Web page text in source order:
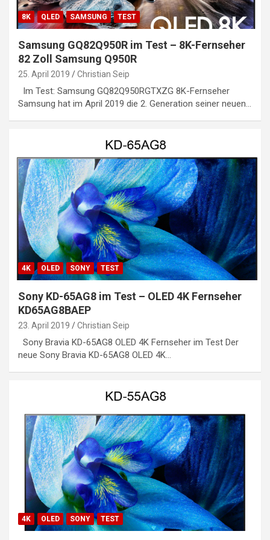
8K QLED SAMSUNG TEST
Samsung GQ82Q950R im Test – 8K-Fernseher
82 Zoll Samsung Q950R
25. April 2019 Christian Seip
Im Test: Samsung GQ82Q950RGTXZG 8K-Fernseher
Samsung hat im April 2019 die 2. Generation seiner neuen…
4K OLED SONY TEST
Sony KD-65AG8 im Test – OLED 4K Fernseher
KD65AG8BAEP
23. April 2019 Christian Seip
Sony Bravia KD-65AG8 OLED 4K Fernseher im Test Der
neue Sony Bravia KD-65AG8 OLED 4K…
4K OLED SONY TEST